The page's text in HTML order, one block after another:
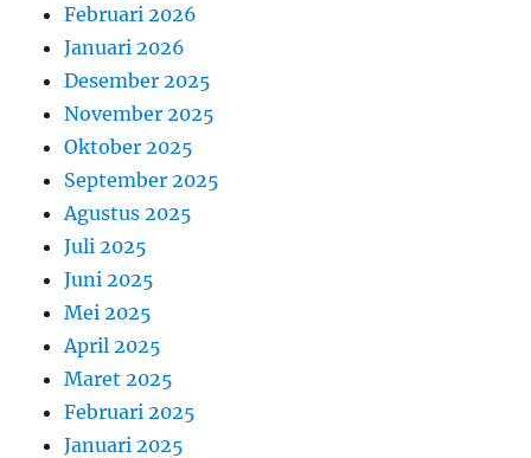
Februari 2026
Januari 2026
Desember 2025
November 2025
Oktober 2025
September 2025
Agustus 2025
Juli 2025
Juni 2025
Mei 2025
April 2025
Maret 2025
Februari 2025
Januari 2025